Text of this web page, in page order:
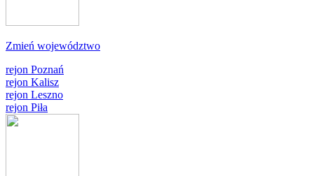
Zmień województwo
rejon Poznań
rejon Kalisz
rejon Leszno
rejon Piła